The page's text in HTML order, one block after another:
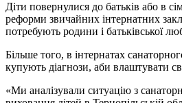
Діти повернулися до батьків або в
реформи звичайних інтернатних
потребують родини і батьківської
Більше того, в інтернатах
купують діагнози, аби влаштувати
«Ми аналізували ситуацію з